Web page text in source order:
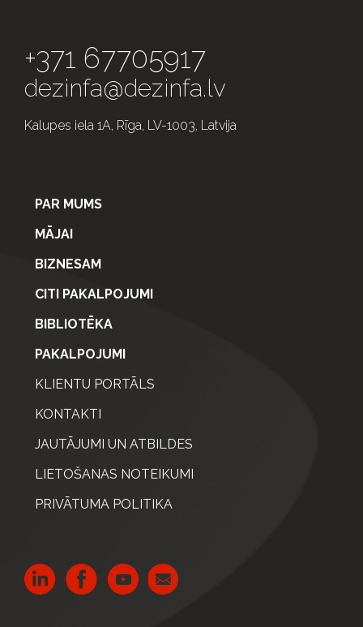
+371 67705917
dezinfa@dezinfa.lv
Kalupes iela 1A, Rīga, LV-1003, Latvija
PAR MUMS
MĀJAI
BIZNESAM
CITI PAKALPOJUMI
BIBLIOTĒKA
PAKALPOJUMI
KLIENTU PORTĀLS
KONTAKTI
JAUTĀJUMI UN ATBILDES
LIETOŠANAS NOTEIKUMI
PRIVĀTUMA POLITIKA